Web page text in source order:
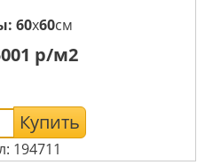
60x60см
р/м2
Купить
194711